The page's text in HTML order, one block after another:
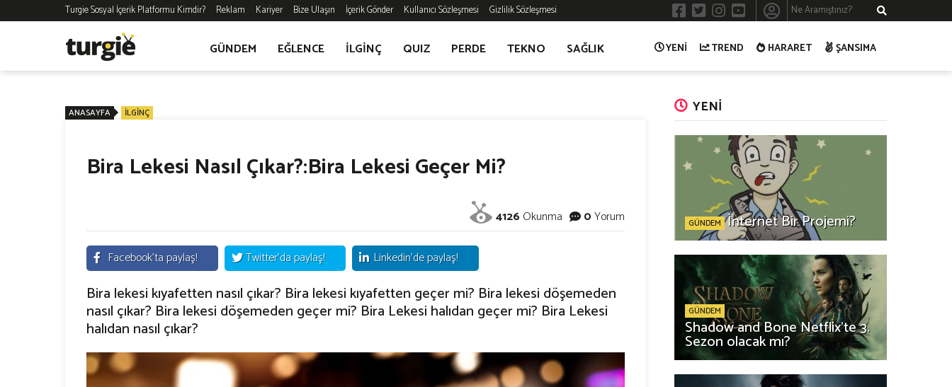
Turgie Sosyal İçerik Platformu Kimdir? Reklam Kariyer Bize Ulaşın İçerik Gönder Kullanıcı Sözleşmesi Gizlilik Sözleşmesi
GÜNDEM EĞLENCE İLGİNÇ QUIZ PERDE TEKNO SAĞLIK YENİ TREND HARARET ŞANSIMA
ANASAYFA İLGİNÇ
Bira Lekesi Nasıl Çıkar?:Bira Lekesi Geçer Mi?
0Yorum
4126 Okunma
Facebook'ta paylaş! Twitter'da paylaş! Linkedin'de paylaş!
Bira lekesi kıyafetten nasıl çıkar? Bira lekesi kıyafetten geçer mi? Bira lekesi döşemeden
nasıl çıkar? Bira lekesi döşemeden geçer mi? Bira Lekesi halıdan geçer mi? Bira Lekesi
halıdan nasıl çıkar?
YENİ
GÜNDEM İnternet Bir Projemi?
GÜNDEM
Shadow and Bone Netflix'te 3.
Sezon olacak mı?